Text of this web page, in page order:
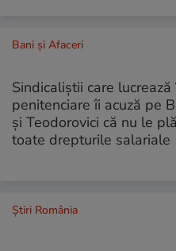
Bani și Afaceri
Sindicaliștii care lucrează
penitenciare îi acuză pe
și Teodorovici că nu le
toate drepturile salariale
Știri România